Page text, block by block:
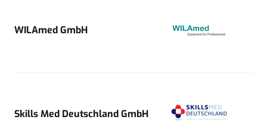
WILAmed GmbH
Skills Med Deutschland GmbH